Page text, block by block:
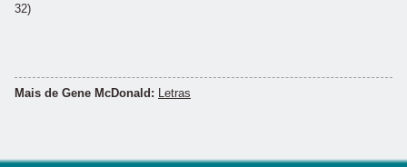
32)
Mais de Gene McDonald: Letras